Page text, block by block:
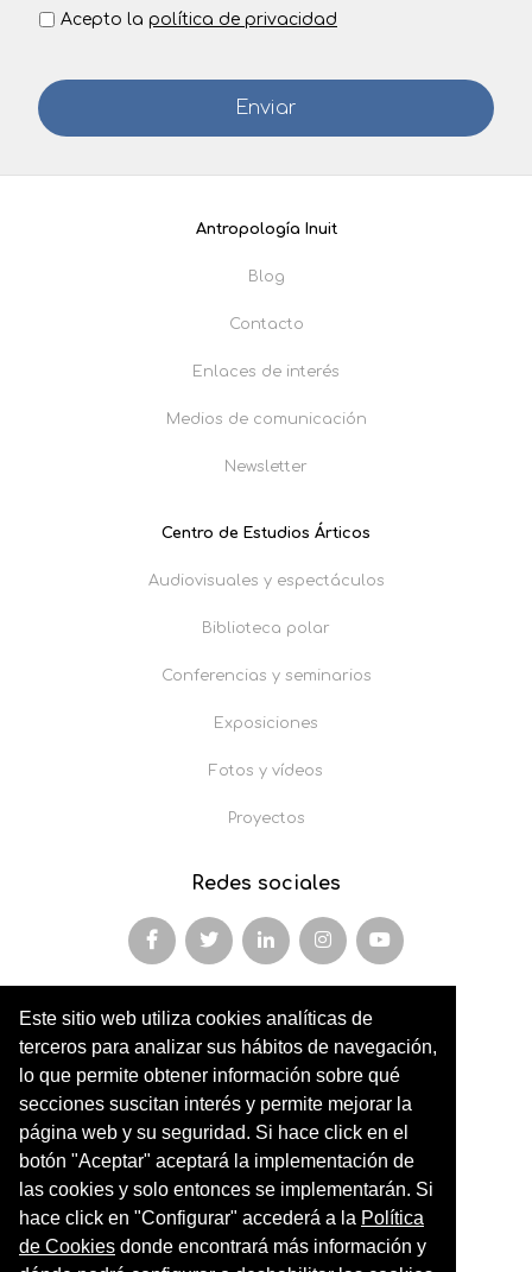
Este sitio web utiliza cookies analíticas de
terceros para analizar sus hábitos de navegación,
lo que permite obtener información sobre qué
secciones suscitan interés y permite mejorar la
página web y su seguridad. Si hace click en el
botón "Aceptar" aceptará la implementación de
las cookies y solo entonces se implementarán. Si
hace click en "Configurar" accederá a la Política
de Cookies donde encontrará más información y
Acepto la política de privacidad
Antropología Inuit
Blog
Contacto
Enlaces de interés
Medios de comunicación
Newsletter
Centro de Estudios Árticos
Audiovisuales y espectáculos
Biblioteca polar
Conferencias y seminarios
Exposiciones
Fotos y vídeos
Proyectos
Redes sociales
Miembro y colaborador de
AFOPA
Arqueonet
CER ARTIC
Institut de Cultures Americanes Antigues
Sociedad Geográfica Española